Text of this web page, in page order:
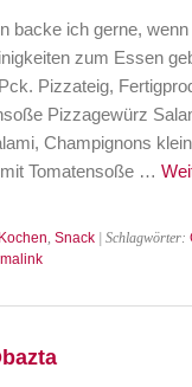
backe ich gerne,
zum Essen
Pizzateig,
Pizzagewürz
Champignons
Tomatensoße …
Kochen Snack | Schlagwörter: